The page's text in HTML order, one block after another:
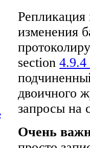
Репликация
изменения
section
двоичного
запросы на
Очень